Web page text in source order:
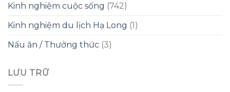
Kinh nghiệm cuộc sống (742)
Kinh nghiệm du lịch Hạ Long (1)
Nấu ăn / Thưởng thức (3)
LƯU TRỮ